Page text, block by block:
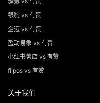
银豹 vs 有赞
企迈 vs 有赞
盈动易象 vs 有赞
小红书薯店 vs 有赞
flipos vs 有赞
关于我们